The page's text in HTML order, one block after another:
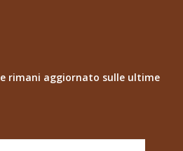
rimani aggiornato sulle ultime